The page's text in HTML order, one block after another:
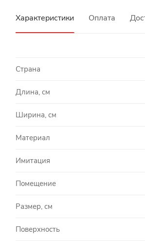
Характеристики Оплата
Страна
Длина, см
Ширина, см
Материал
Имитация
Помещение
Размер, см
Поверхность